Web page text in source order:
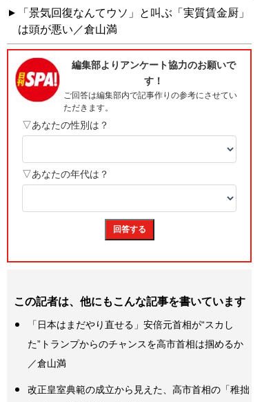
「景気回復なんてウソ」と叫ぶ「実質賃金厨」
は頭が悪い／倉山満
この記者は、他にもこんな記事を書いています
「日本はまだやり直せる」安倍元首相が“スカし
た”トランプからのチャンスを高市首相は掴めるか
／倉山満
改正皇室典範の成立から見えた、高市首相の「稚拙